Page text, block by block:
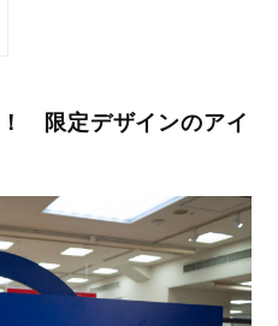
限定デザインのアイ